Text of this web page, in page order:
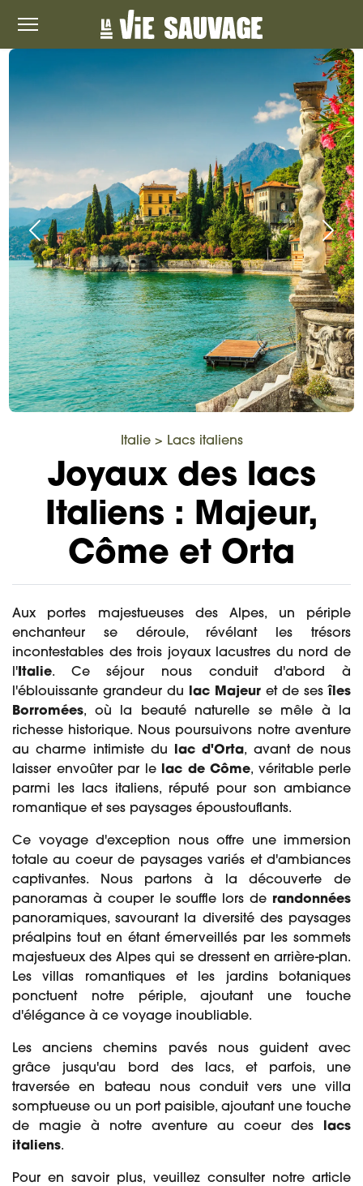
Italie> Lacs italiens
Joyaux des lacs
Italiens : Majeur,
Côme et Orta
Aux portes majestueuses des Alpes, un périple
enchanteur se déroule, révélant les trésors
incontestables des trois joyaux lacustres du nord de
l' Italie. Ce séjour nous conduit d'abord à
l'éblouissante grandeur du
lac Majeur et de ses îles
Borromées, où la beauté naturelle se mêle à la
richesse historique. Nous poursuivons notre aventure
au charme intimiste du lac d'Orta, avant de nous
laisser envoûter par lelac de Côme, véritable perle
parmi les lacs italiens, réputé pour son ambiance
romantique et ses paysages époustouflants.
Ce voyage d'exception nous offre une immersion
totale au coeur de paysages variés et d'ambiances
captivantes. Nous partons à la découverte de
panoramas à couper le souffle lors de randonnées
panoramiques, savourant la diversité des paysages
préalpins tout en étant émerveillés par les sommets
majestueux des Alpes qui se dressent en arrière-plan.
Les villas romantiques et les jardins botaniques
ponctuent notre périple, ajoutant une touche
d'élégance à ce voyage inoubliable.
Les anciens chemins pavés nous guident avec
grâce jusqu'au bord des lacs, et parfois, une
traversée en bateau nous conduit vers une villa
somptueuse ou un port paisible, ajoutant une touche
de magie à notre aventure au coeur des
lacs
italiens.
Pour en savoir plus, veuillez consulter notre article